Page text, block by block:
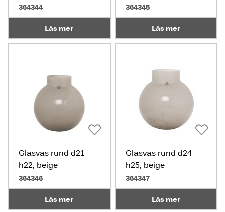
364344
Läs mer
364345
Läs mer
Glasvas rund d21
h22, beige
364346
Läs mer
Glasvas rund d24
h25, beige
364347
Läs mer